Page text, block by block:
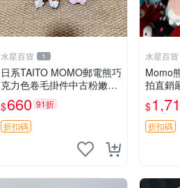
水星百貨 1
日系TAITO MOMO郵電熊巧
克力色卷毛掛件中古粉嫩玩
偶微瑕推薦 postpet momo
郵電熊 中古玩偶
$660 91折
折扣碼
水星百貨
Momo
拍直銷
圖可
標牌 商
$
折扣碼